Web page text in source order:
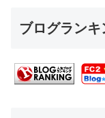
ブログランキ